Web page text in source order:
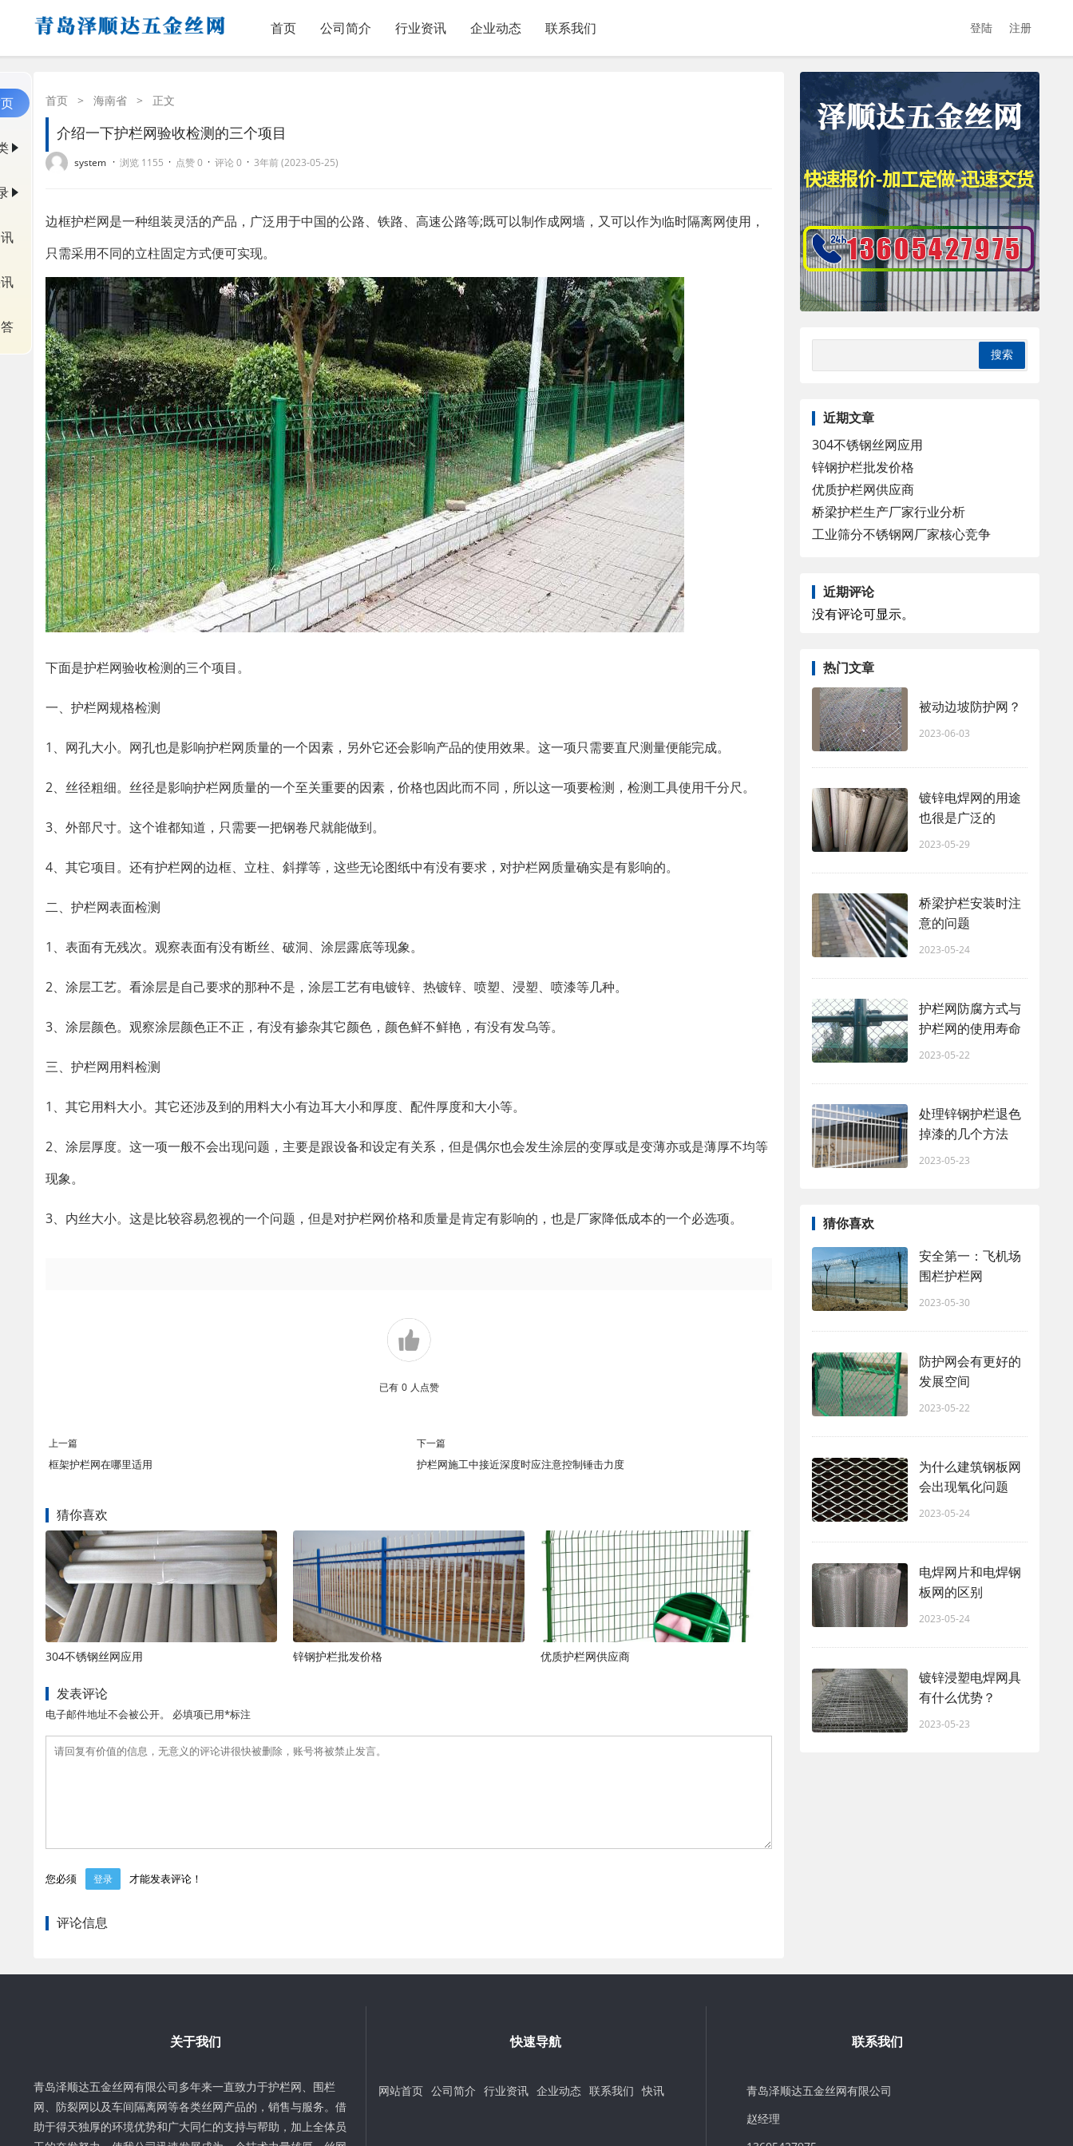
首页 公司简介 行业资讯 企业动态 联系我们 登陆 注册
首页 > 海南省 > 正文
介绍一下护栏网验收检测的三个项目
system · 浏览 1155 · 点赞 0 · 评论 0 · 3年前 (2023-05-25)
边框护栏网是一种组装灵活的产品，广泛用于中国的公路、铁路、高速公路等;既可以制作成网墙，又可以作为临时隔离网使用，
只需采用不同的立柱固定方式便可实现。
下面是护栏网验收检测的三个项目。
一、护栏网规格检测
1、网孔大小。网孔也是影响护栏网质量的一个因素，另外它还会影响产品的使用效果。这一项只需要直尺测量便能完成。
2、丝径粗细。丝径是影响护栏网质量的一个至关重要的因素，价格也因此而不同，所以这一项要检测，检测工具使用千分尺。
3、外部尺寸。这个谁都知道，只需要一把钢卷尺就能做到。
4、其它项目。还有护栏网的边框、立柱、斜撑等，这些无论图纸中有没有要求，对护栏网质量确实是有影响的。
二、护栏网表面检测
1、表面有无残次。观察表面有没有断丝、破洞、涂层露底等现象。
2、涂层工艺。看涂层是自己要求的那种不是，涂层工艺有电镀锌、热镀锌、喷塑、浸塑、喷漆等几种。
3、涂层颜色。观察涂层颜色正不正，有没有掺杂其它颜色，颜色鲜不鲜艳，有没有发乌等。
三、护栏网用料检测
1、其它用料大小。其它还涉及到的用料大小有边耳大小和厚度、配件厚度和大小等。
2、涂层厚度。这一项一般不会出现问题，主要是跟设备和设定有关系，但是偶尔也会发生涂层的变厚或是变薄亦或是薄厚不均等
现象。
3、内丝大小。这是比较容易忽视的一个问题，但是对护栏网价格和质量是肯定有影响的，也是厂家降低成本的一个必选项。
已有 0 人点赞
上一篇
框架护栏网在哪里适用
下一篇
护栏网施工中接近深度时应注意控制锤击力度
猜你喜欢
304不锈钢丝网应用 锌钢护栏批发价格 优质护栏网供应商
发表评论
电子邮件地址不会被公开。 必填项已用*标注
您必须 登录 才能发表评论！
评论信息
近期文章
304不锈钢丝网应用
锌钢护栏批发价格
优质护栏网供应商
桥梁护栏生产厂家行业分析
工业筛分不锈钢网厂家核心竞争
近期评论
没有评论可显示。
热门文章
被动边坡防护网？
2023-06-03
镀锌电焊网的用途
也很是广泛的
2023-05-29
桥梁护栏安装时注
意的问题
2023-05-24
护栏网防腐方式与
护栏网的使用寿命
2023-05-22
处理锌钢护栏退色
掉漆的几个方法
2023-05-23
猜你喜欢
安全第一：飞机场
围栏护栏网
2023-05-30
防护网会有更好的
发展空间
2023-05-22
为什么建筑钢板网
会出现氧化问题
2023-05-24
电焊网片和电焊钢
板网的区别
2023-05-24
镀锌浸塑电焊网具
有什么优势？
2023-05-23
关于我们
青岛泽顺达五金丝网有限公司多年来一直致力于护栏网、围栏
网、防裂网以及车间隔离网等各类丝网产品的，销售与服务。借
助于得天独厚的环境优势和广大同仁的支持与帮助，加上全体员
快速导航
网站首页 公司简介 行业资讯 企业动态 联系我们 快讯
联系我们
青岛泽顺达五金丝网有限公司
赵经理